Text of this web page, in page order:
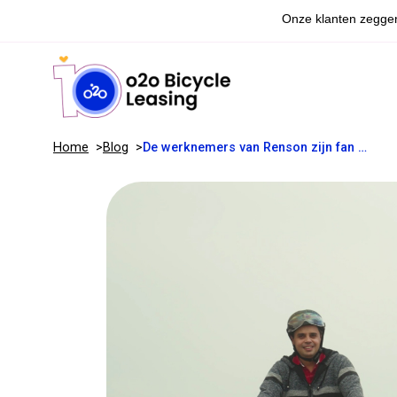
Home Blog De werknemers van Renson zijn fan van de fiets: bijna 1 op 5 kiest voor fietsleasing